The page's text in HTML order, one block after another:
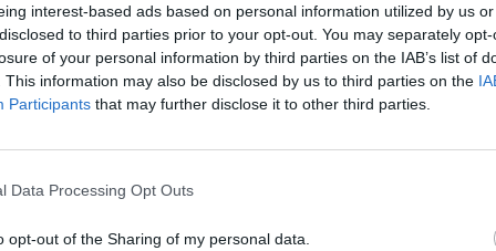
interest-based ads based on personal information utilized by us
to third parties prior to your opt-out. You may separately
of your personal information by third parties on the IAB’s list of
This information may also be disclosed by us to third parties on the
Participants that may further disclose it to other third parties.
Data Processing Opt Outs
opt-out of the Sharing of my personal data.
su questa strada perché, sono
- chiosa Gasparri - si farà intimidire e
guidati da Franco e dal nostro
La Fortuna continueranno il loro
strada”.
americana